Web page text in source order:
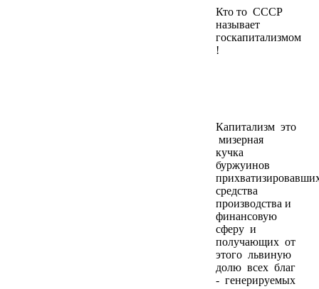
Кто то СССР
называет
госкапитализмом
!
Капитализм это
мизерная
кучка
буржуинов
средства
производства и
финансовую
сферу и
получающих от
этого львиную
долю всех благ
- генерируемых